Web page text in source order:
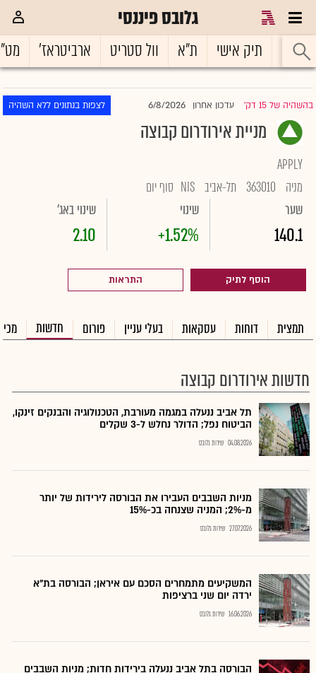
גלובס פיננסי
ראשי תיק אישי ת"א וול סטריט ארביטראז'
בהשהיה של 15 דק' |עדכון אחרון 6/8/2026 לצפות בנתונים ללא השהיה
מניית אירודרום קבוצה
APPLY
מניה
363010 תל-אביב NIS סוף יום
שער
140.1
שינוי
+1.52%
שינוי באג'
2.10
הוסף לתיק התראות
תמצית דוחות עסקאות בעלי עניין פורום חדשות
חדשות אירודרום קבוצה
תל אביב ננעלה במגמה מעורבת, הטכנולוגיה והבנקים זינקו,
הביטוח נפל; הדולר נחלש ל-3 שקלים
04.08.2026 שירות גלובס
מניות השבבים העבירו את הבורסה לירידות של יותר
מ-2%; המניה שצנחה בכ-15%
27.07.2026 שירות גלובס
המשקיעים מתמחרים הסכם עם איראן; הבורסה בת"א
ירדה יום שני ברציפות
16.06.2026 שירות גלובס
הבורסה בתל אביב ננעלה בירידות חדות; מניות השבבים